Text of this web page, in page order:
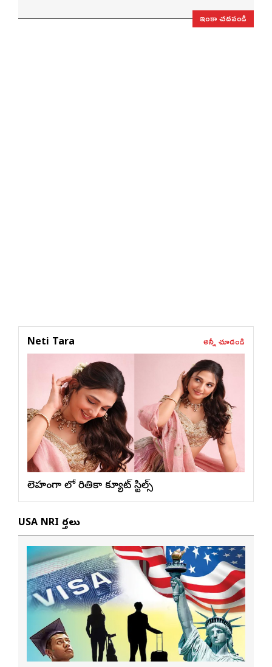
ఇంకా చదవండి
Neti Tara అన్నీ చూడండి
లెహంగా లో రితికా క్యూట్ స్టిల్స్
USA NRI వార్తలు